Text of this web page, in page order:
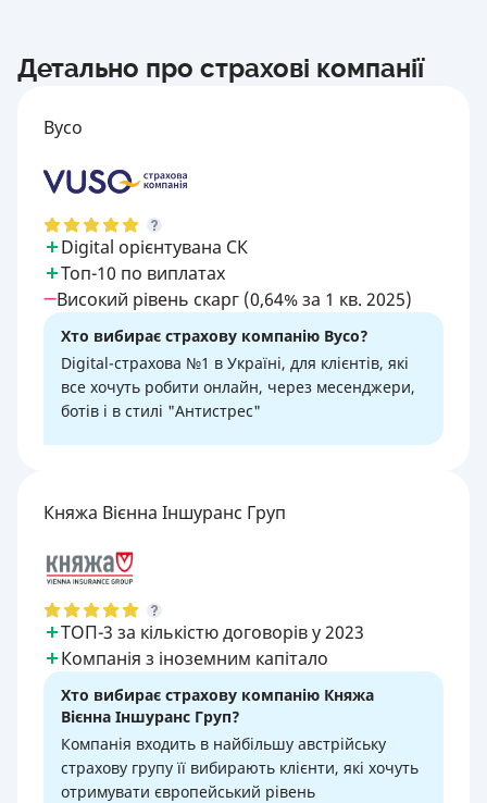
Детально про страхові компанії
Вусо
Digital орієнтувана СК
Топ-10 по виплатах
Високий рівень скарг (0,64% за 1 кв. 2025)
Хто вибирає страхову компанію Вусо?
Digital-страхова №1 в Україні, для клієнтів, які
все хочуть робити онлайн, через месенджери,
ботів і в стилі "Антистрес"
Княжа Вієнна Іншуранс Груп
ТОП-3 за кількістю договорів у 2023
Компанія з іноземним капітало
Хто вибирає страхову компанію Княжа
Вієнна Іншуранс Груп?
Компанія входить в найбільшу австрійську
страхову групу її вибирають клієнти, які хочуть
отримувати європейський рівень